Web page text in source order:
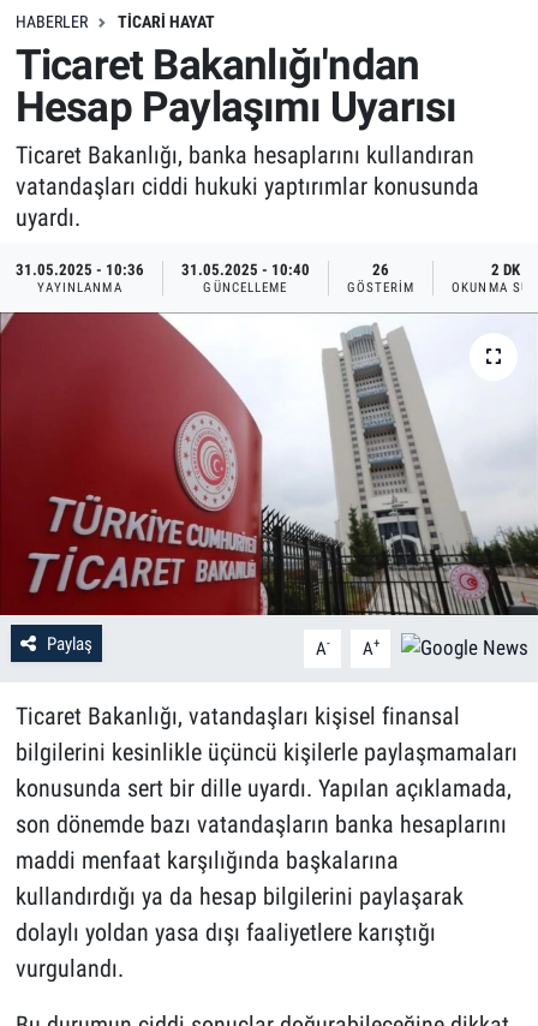
HABERLER TICARI HAYAT
Ticaret Bakanlığı'ndan
Hesap Paylaşımı Uyarısı
Ticaret Bakanlığı, banka hesaplarını kullandıran
vatandaşları ciddi hukuki yaptırımlar konusunda
uyardı.
31.05.2025 - 10:36
YAYINLANMA
31.05.2025 - 10:40
GÜNCELLEME
26
GÖSTERIM
2 DK
OKUNMA
Paylaş A- A+
Ticaret Bakanlığı, vatandaşları kişisel finansal
bilgilerini kesinlikle üçüncü kişilerle paylaşmamaları
konusunda sert bir dille uyardı. Yapılan açıklamada,
son dönemde bazı vatandaşların banka hesaplarını
maddi menfaat karşılığında başkalarına
kullandırdığı ya da hesap bilgilerini paylaşarak
dolaylı yoldan yasa dışı faaliyetlere karıştığı
vurgulandı.